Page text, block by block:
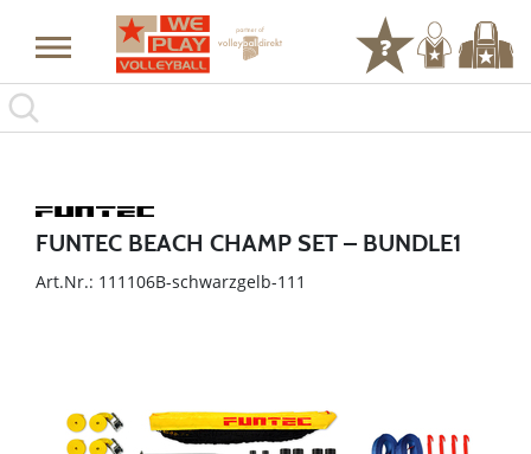
FUNTEC BEACH CHAMP SET – BUNDLE1
Art.Nr.: 111106B-schwarzgelb-111